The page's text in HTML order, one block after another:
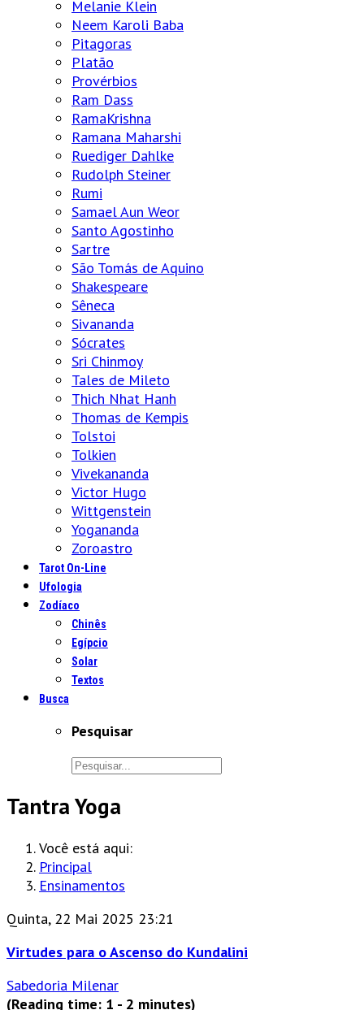
Melanie Klein
Neem Karoli Baba
Pitagoras
Platão
Provérbios
Ram Dass
RamaKrishna
Ramana Maharshi
Ruediger Dahlke
Rudolph Steiner
Rumi
Samael Aun Weor
Santo Agostinho
Sartre
São Tomás de Aquino
Shakespeare
Sêneca
Sivananda
Sócrates
Sri Chinmoy
Tales de Mileto
Thich Nhat Hanh
Thomas de Kempis
Tolstoi
Tolkien
Vivekananda
Victor Hugo
Wittgenstein
Yogananda
Zoroastro
Tarot On-Line
Ufologia
Zodíaco
Chinês
Egípcio
Solar
Textos
Busca
Pesquisar
Tantra Yoga
Você está aqui:
Principal
Ensinamentos
Quinta, 22 Mai 2025 23:21
Virtudes para o Ascenso do Kundalini
Sabedoria Milenar
(Reading time: 1 - 2 minutes)